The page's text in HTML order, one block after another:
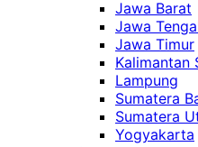
Jawa Barat
Jawa
Jawa Timur
Kalimantan
Lampung
Sumatera
Sumatera
Yogyakarta